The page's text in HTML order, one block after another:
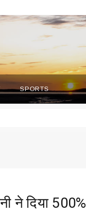
SPORTS
ने दिया 500%